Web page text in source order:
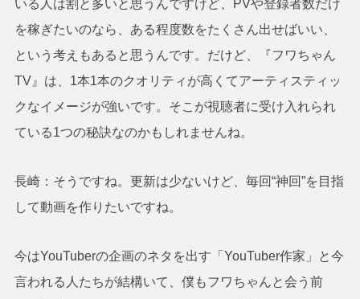
いる人は割と多いと思うんですけど、PVや登録者数だけ
を稼ぎたいのなら、ある程度数をたくさん出せばいい、
という考えもあると思うんです。だけど、『フワちゃん
TV』は、1本1本のクオリティが高くてアーティスティッ
クなイメージが強いです。そこが視聴者に受け入れられ
ている1つの秘訣なのかもしれませんね。
長崎：そうですね。更新は少ないけど、毎回“神回”を目指
して動画を作りたいですね。
今はYouTuberの企画のネタを出す「YouTuber作家」と今
言われる人たちが結構いて、僕もフワちゃんと会う前